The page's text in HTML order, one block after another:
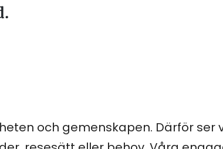
och gemenskapen. Därför ser